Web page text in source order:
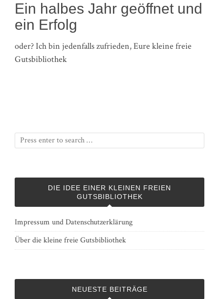
Ein halbes Jahr geöffnet und
ein Erfolg
oder? Ich bin jedenfalls zufrieden, Eure kleine freie
Gutsbibliothek
DIE IDEE EINER KLEINEN FREIEN
GUTSBIBLIOTHEK
Impressum und Datenschutzerklärung
Über die kleine freie Gutsbibliothek
NEUESTE BEITRÄGE